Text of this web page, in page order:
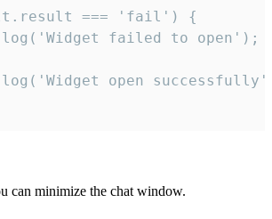
=== 'fail') {
failed to open');
open
can minimize the chat window.